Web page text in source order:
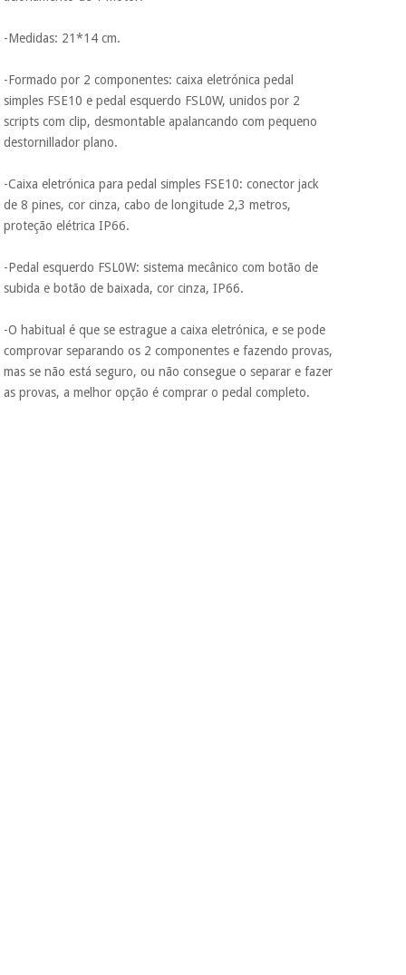
-Medidas: 21*14 cm.
-Formado por 2 componentes: caixa eletrónica pedal
simples FSE10 e pedal esquerdo FSL0W, unidos por 2
scripts com clip, desmontable apalancando com pequeno
destornillador plano.
-Caixa eletrónica para pedal simples FSE10: conector jack
de 8 pines, cor cinza, cabo de longitude 2,3 metros,
proteção elétrica IP66.
-Pedal esquerdo FSL0W: sistema mecânico com botão de
subida e botão de baixada, cor cinza, IP66.
-O habitual é que se estrague a caixa eletrónica, e se pode
comprovar separando os 2 componentes e fazendo provas,
mas se não está seguro, ou não consegue o separar e fazer
as provas, a melhor opção é comprar o pedal completo.